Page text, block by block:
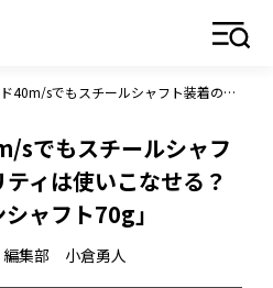
ヘッドスピード40m/sでもスチールシャフト装着のユーティリティは使いこなせる？ 分岐点は「アイアンシャフト70g」
sでもスチールシャフ
ィは使いこなせる？
ャフト70g」
編集部 小倉勇人